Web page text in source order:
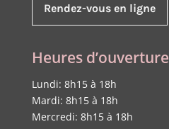
Rendez-vous en ligne
Heures d’ouverture
Lundi: 8h15 à 18h
Mardi: 8h15 à 18h
Mercredi: 8h15 à 18h